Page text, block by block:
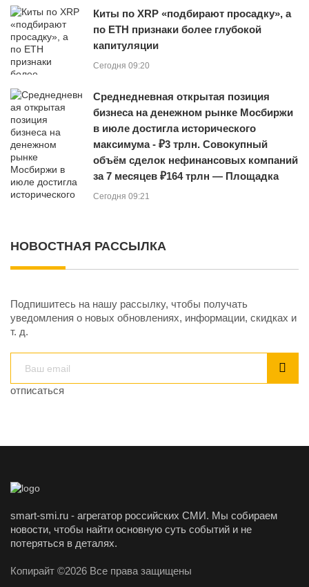
Киты по XRP «подбирают просадку», а
по ETH признаки более глубокой
капитуляции
Сегодня 09:20
Среднедневная открытая позиция
бизнеса на денежном рынке Мосбиржи
в июле достигла исторического
максимума - ₽3 трлн. Совокупный
объём сделок нефинансовых компаний
за 7 месяцев ₽164 трлн — Площадка
Сегодня 09:21
НОВОСТНАЯ РАССЫЛКА
Подпишитесь на нашу рассылку, чтобы получать
уведомления о новых обновлениях, информации, скидках и
т. д.
отписаться
smart-smi.ru - агрегатор российских СМИ. Мы собираем
новости, чтобы найти основную суть событий и не
потеряться в деталях.
Копирайт ©2026 Все права защищены